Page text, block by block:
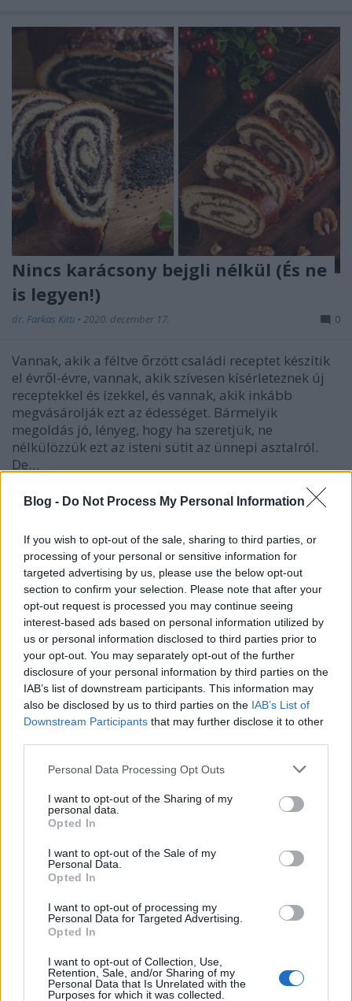
Blog - Do Not Process My Personal Information
If you wish to opt-out of the sale, sharing to third parties, or
processing of your personal or sensitive information for
targeted advertising by us, please use the below opt-out
section to confirm your selection. Please note that after your
opt-out request is processed you may continue seeing
interest-based ads based on personal information utilized by
us or personal information disclosed to third parties prior to
your opt-out. You may separately opt-out of the further
disclosure of your personal information by third parties on the
IAB’s list of downstream participants. This information may
also be disclosed by us to third parties on the IAB’s List of
Downstream Participants that may further disclose it to other
Please note that this website/app uses one or more Google
not limited to your visit or usage behaviour. You may click to
grant or deny consent to Google and its third-party tags to
use your data for below specified purposes in below Google
consent section.
Personal Data Processing Opt Outs
I want to opt-out of the Sharing of my
personal data.
Opted In
I want to opt-out of the Sale of my
Personal Data.
Opted In
I want to opt-out of processing my
Personal Data for Targeted Advertising.
Opted In
I want to opt-out of Collection, Use,
Retention, Sale, and/or Sharing of my
Personal Data that Is Unrelated with the
Purposes for which it was collected.
Nincs karácsony bejgli nélkül (És ne
is legyen!)
dr. Farkas Kitti • 2020. december 17. 0
Vannak, akik a féltve őrzött családi receptet készítik
el évről-évre, vannak, akik szívesen kísérleteznek új
receptekkel és ízekkel, és vannak, akik inkább
megvásárolják ezt az édességet. Bármelyik
megoldás jó, lényeg, hogy ha szeretjük, ne
nélkülözzük ezt az isteni sütit az ünnepi asztalról.
De…
5 érv a karácsony előtti diéta mellett
dr. Farkas Kitti•2020. november 20.
Sajnos idén nem lesz olyan felhőtlen az ünnep, mint
szokott. De csak rajtunk múlik, hogy ebben a nehéz
időszakban a mi kis világunkban hogyan éljük meg
ezt a csodálatos ünnepet. Ne hagyjuk el magunkat,
ne áljunk neki úgy, hogy mindegy, mert az állandó